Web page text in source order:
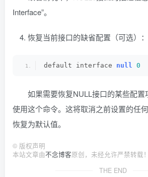
Interface”。
恢复当前接口的缺省配置（可选）：
default interface null 0
如果需要恢复NULL接口的某些配置
使用这个命令。这将取消之前设置的任
恢复为默认值。
© 版权声明
本站文章由不念博客原创，未经允许严禁转载！
THE END